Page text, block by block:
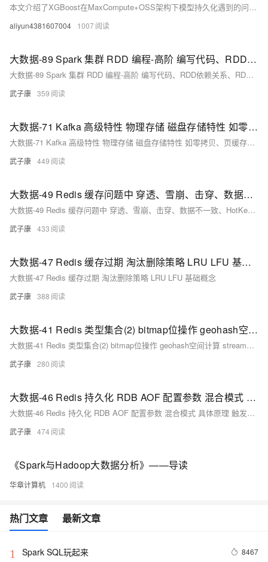
本文介绍了XGBoost在MaxCompute+OSS架构下模型持久化遇到的问题及其解决方案。首先简要介绍了XGBoost的特点和应用场景，随后详细描述了客户在将XGBoost on Spark任务从HDFS迁移到OSS时遇到的异常情况。通过分析异常堆栈和源代码，发现使用的`nativeBooster.saveModel`方法不支持OSS路径，而使用`write.overwrite().save`方法则能成功保存模型。最后提供了完整的Scala代码示例、Maven配置和提交命令，帮助用户顺利迁移模型存储路径。
aliyun4381607004 1007
大数据-89 Spark 集群 RDD 编程-高阶 编写代码、RDD依赖关系、RDD持久化/缓存
大数据-89 Spark 集群 RDD 编程-高阶 编写代码、RDD依赖关系、RDD持久化/缓存
武子康 359
大数据-71 Kafka 高级特性 物理存储 磁盘存储特性 如零拷贝、页缓存、mmp、sendfile
大数据-71 Kafka 高级特性 物理存储 磁盘存储特性 如零拷贝、页缓存、mmp、sendfile
武子康 449
大数据-49 Redis 缓存问题中 穿透、雪崩、击穿、数据不一致、HotKey、BigKey
大数据-49 Redis 缓存问题中 穿透、雪崩、击穿、数据不一致、HotKey、BigKey
武子康 433
大数据-47 Redis 缓存过期 淘汰删除策略 LRU LFU 基础概念
大数据-47 Redis 缓存过期 淘汰删除策略 LRU LFU 基础概念
武子康 388
大数据-41 Redis 类型集合(2) bitmap位操作 geohash空间计算 stream持久化消息队列 Z阶曲线 Base32编码
大数据-41 Redis 类型集合(2) bitmap位操作 geohash空间计算 stream持久化消息队列 Z阶曲线 Base32编码
武子康 280
大数据-46 Redis 持久化 RDB AOF 配置参数 混合模式 具体原理 触发方式 优点与缺点
大数据-46 Redis 持久化 RDB AOF 配置参数 混合模式 具体原理 触发方式 优点与缺点
武子康 474
《Spark与Hadoop大数据分析》——导读
华章计算机 1400
热门文章 最新文章
1 Spark SQL玩起来 8467